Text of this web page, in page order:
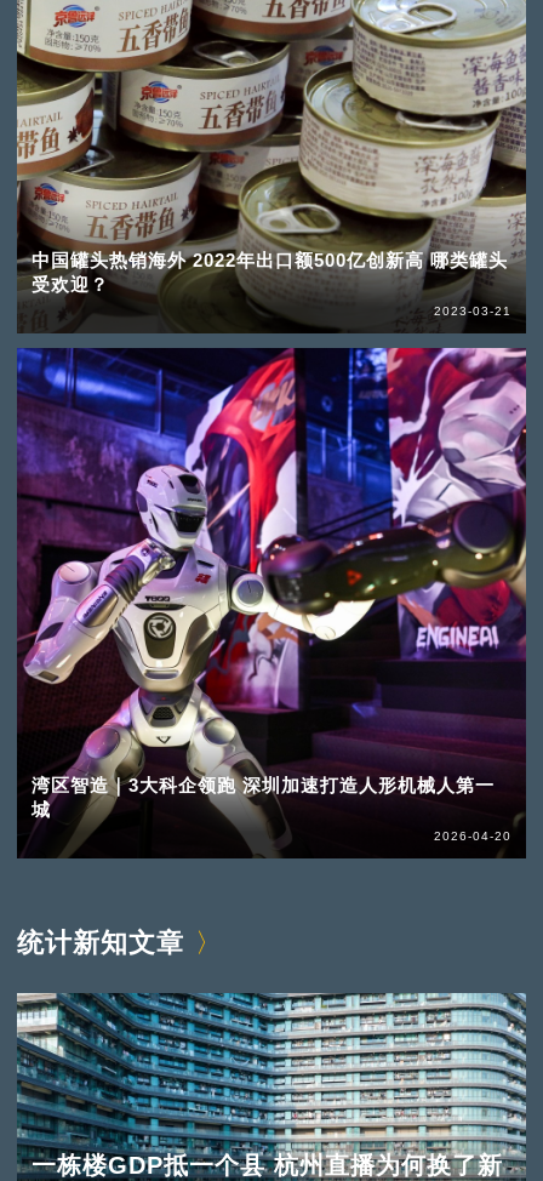
中国罐头热销海外 2022年出口额500亿创新高 哪类罐头
受欢迎？
2023-03-21
湾区智造｜3大科企领跑 深圳加速打造人形机械人第一
城
2026-04-20
统计新知文章
一栋楼GDP抵一个县 杭州直播为何换了新